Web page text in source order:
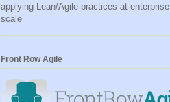
applying Lean/Agile practices at enterprise
scale
Front Row Agile